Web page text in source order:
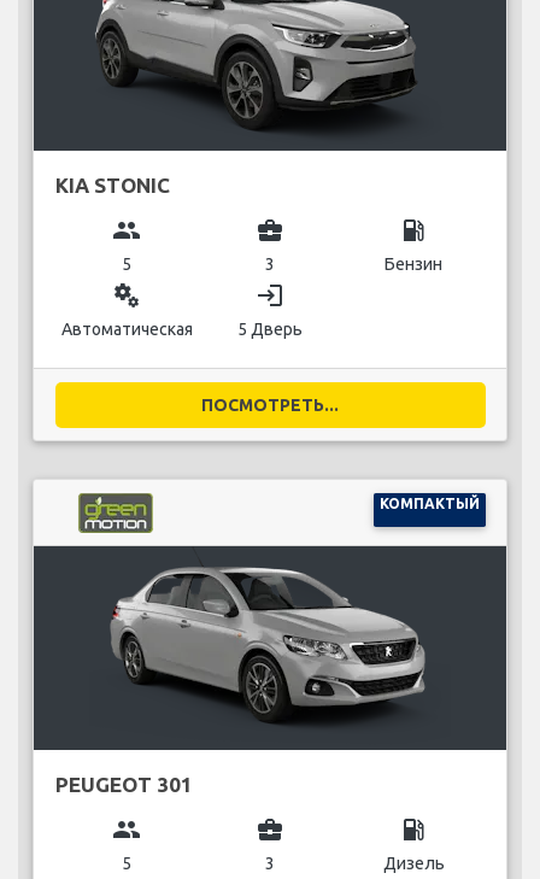
KIA STONIC
group
5
business_center
3
local_gas_station
Бензин
miscellaneous_services
Автоматическая
login
5 Дверь
ПОСМОТРЕТЬ...
КОМПАКТЫЙ
PEUGEOT 301
group
5
business_center
3
local_gas_station
Дизель